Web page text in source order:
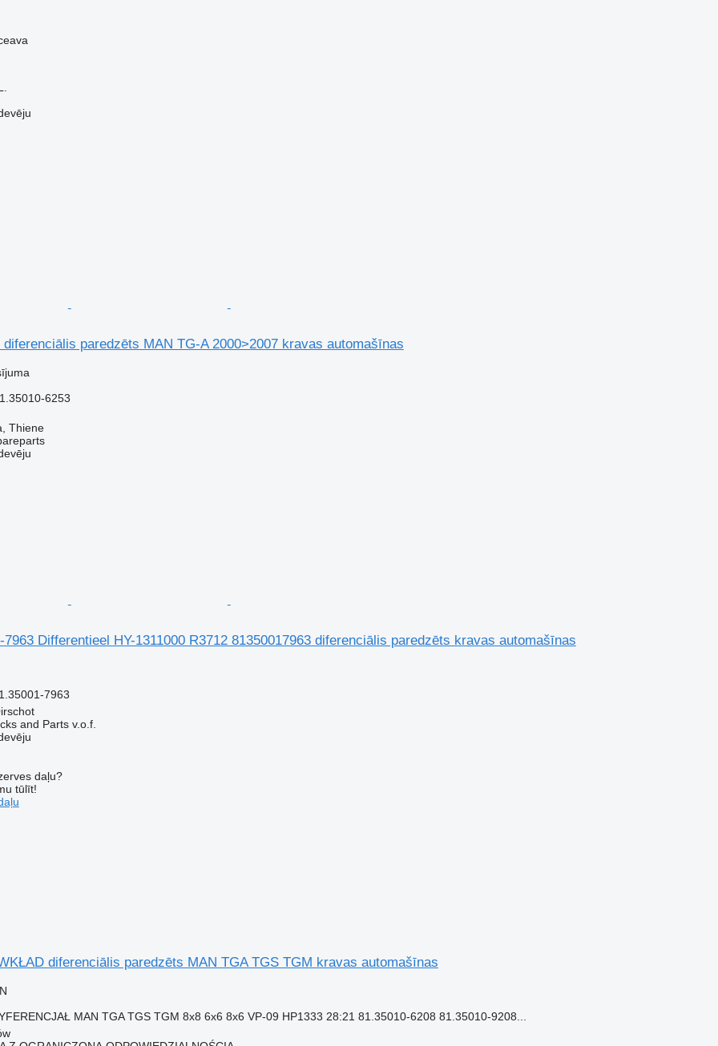
diferenciālis paredzēts MAN TG-A 2000>2007 kravas automašīnas
6253
Thiene
7963 Differentieel HY-1311000 R3712 81350017963 diferenciālis paredzēts kravas automašīnas
7963
and Parts v.o.f.
daļu?
tūlīt!
diferenciālis paredzēts MAN TGA TGS TGM kravas automašīnas
MAN TGA TGS TGM 8x8 6x6 8x6 VP-09 HP1333 28:21 81.35010-6208 81.35010-9208...